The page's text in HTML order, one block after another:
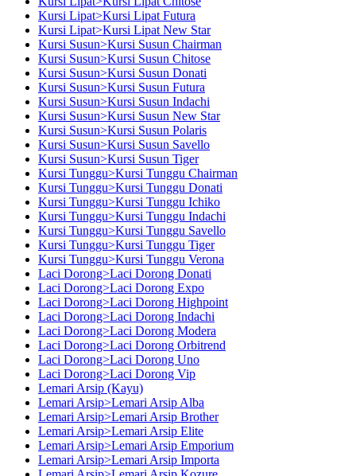
Kursi Lipat>Kursi Lipat Futura
Kursi Lipat>Kursi Lipat New Star
Kursi Susun>Kursi Susun Chairman
Kursi Susun>Kursi Susun Chitose
Kursi Susun>Kursi Susun Donati
Kursi Susun>Kursi Susun Futura
Kursi Susun>Kursi Susun Indachi
Kursi Susun>Kursi Susun New Star
Kursi Susun>Kursi Susun Polaris
Kursi Susun>Kursi Susun Savello
Kursi Susun>Kursi Susun Tiger
Kursi Tunggu>Kursi Tunggu Chairman
Kursi Tunggu>Kursi Tunggu Donati
Kursi Tunggu>Kursi Tunggu Ichiko
Kursi Tunggu>Kursi Tunggu Indachi
Kursi Tunggu>Kursi Tunggu Savello
Kursi Tunggu>Kursi Tunggu Tiger
Kursi Tunggu>Kursi Tunggu Verona
Laci Dorong>Laci Dorong Donati
Laci Dorong>Laci Dorong Expo
Laci Dorong>Laci Dorong Highpoint
Laci Dorong>Laci Dorong Indachi
Laci Dorong>Laci Dorong Modera
Laci Dorong>Laci Dorong Orbitrend
Laci Dorong>Laci Dorong Uno
Laci Dorong>Laci Dorong Vip
Lemari Arsip (Kayu)
Lemari Arsip>Lemari Arsip Alba
Lemari Arsip>Lemari Arsip Brother
Lemari Arsip>Lemari Arsip Elite
Lemari Arsip>Lemari Arsip Emporium
Lemari Arsip>Lemari Arsip Importa